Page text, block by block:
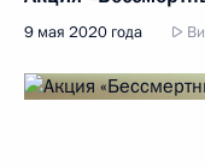
9 мая 2020 года